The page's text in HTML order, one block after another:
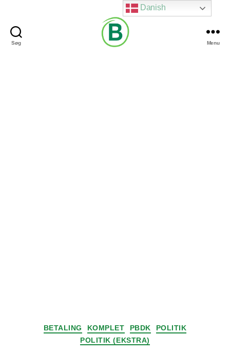
Søg Menu
Kategorier
BETALING KOMPLET PBDK
POLITIK
POLITIK (EKSTRA)
Danish